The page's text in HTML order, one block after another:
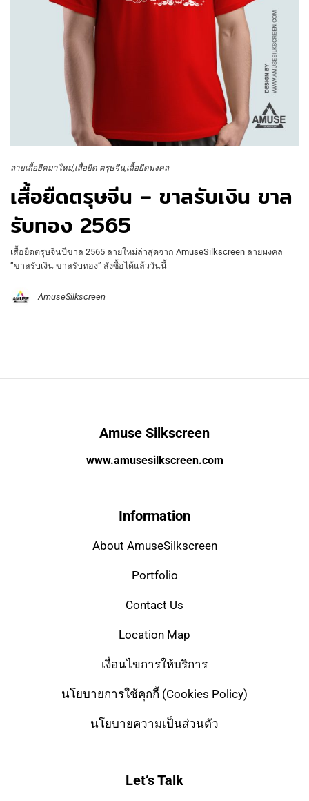
ลายเสื้อยืดมาใหม่ เสื้อยืด ตรุษจีน เสื้อยืดมงคล
เสื้อยืดตรุษจีน – ขาลรับเงิน ขาล
รับทอง 2565
เสื้อยืดตรุษจีนปีขาล 2565 ลายใหม่ล่าสุดจาก AmuseSilkscreen ลายมงคล
“ขาลรับเงิน ขาลรับทอง” สั่งซื้อได้แล้ววันนี้
AmuseSilkscreen
Amuse Silkscreen
www.amusesilkscreen.com
Information
About AmuseSilkscreen
Portfolio
Contact Us
Location Map
เงื่อนไขการให้บริการ
นโยบายการใช้คุกกี้ (Cookies Policy)
นโยบายความเป็นส่วนตัว
Let’s Talk